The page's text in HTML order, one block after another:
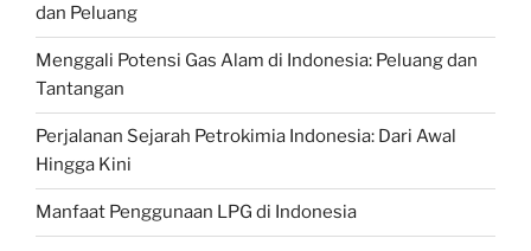
dan Peluang
Menggali Potensi Gas Alam di Indonesia: Peluang dan
Tantangan
Perjalanan Sejarah Petrokimia Indonesia: Dari Awal
Hingga Kini
Manfaat Penggunaan LPG di Indonesia